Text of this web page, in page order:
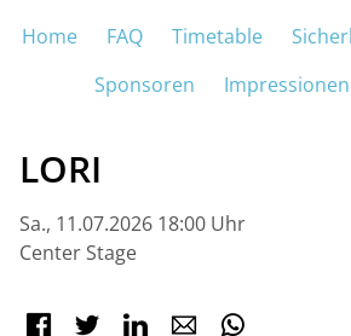
Navigation überspringen
Home FAQ Timetable
Sponsoren
Impressionen
LORI
Sa., 11.07.2026 18:00 Uhr
Center Stage
Facebook
Twitter LinkedInE-mail